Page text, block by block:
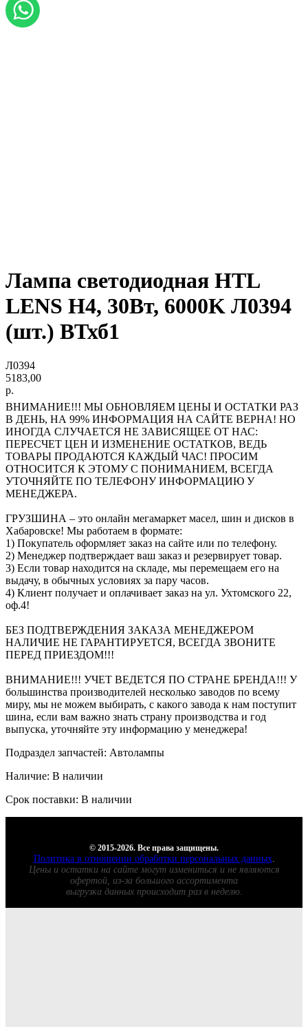
Лампа светодиодная HTL
LENS H4, 30Вт, 6000K Л0394
(шт.) ВТхб1
Л0394
5183,00
р.
ВНИМАНИЕ!!! МЫ ОБНОВЛЯЕМ ЦЕНЫ И ОСТАТКИ РАЗ
В ДЕНЬ, НА 99% ИНФОРМАЦИЯ НА САЙТЕ ВЕРНА! НО
ИНОГДА СЛУЧАЕТСЯ НЕ ЗАВИСЯЩЕЕ ОТ НАС:
ПЕРЕСЧЕТ ЦЕН И ИЗМЕНЕНИЕ ОСТАТКОВ, ВЕДЬ
ТОВАРЫ ПРОДАЮТСЯ КАЖДЫЙ ЧАС! ПРОСИМ
ОТНОСИТСЯ К ЭТОМУ С ПОНИМАНИЕМ, ВСЕГДА
УТОЧНЯЙТЕ ПО ТЕЛЕФОНУ ИНФОРМАЦИЮ У
МЕНЕДЖЕРА.
ГРУЗШИНА – это онлайн мегамаркет масел, шин и дисков в
Хабаровске! Мы работаем в формате:
1) Покупатель оформляет заказ на сайте или по телефону.
2) Менеджер подтверждает ваш заказ и резервирует товар.
3) Если товар находится на складе, мы перемещаем его на
выдачу, в обычных условиях за пару часов.
4) Клиент получает и оплачивает заказ на ул. Ухтомского 22,
оф.4!
БЕЗ ПОДТВЕРЖДЕНИЯ ЗАКАЗА МЕНЕДЖЕРОМ
НАЛИЧИЕ НЕ ГАРАНТИРУЕТСЯ, ВСЕГДА ЗВОНИТЕ
ПЕРЕД ПРИЕЗДОМ!!!
ВНИМАНИЕ!!! УЧЕТ ВЕДЕТСЯ ПО СТРАНЕ БРЕНДА!!! У
большинства производителей несколько заводов по всему
миру, мы не можем выбирать, с какого завода к нам поступит
шина, если вам важно знать страну производства и год
выпуска, уточняйте эту информацию у менеджера!
Подраздел запчастей: Автолампы
Наличие: В наличии
Срок поставки: В наличии
© 2015-2026. Все права защищены.
Политика в отношении обработки персональных данных.
Цены и остатки на сайте могут измениться и не являются
офертой, из-за большого ассортимента
выгрузка данных происходит раз в неделю.